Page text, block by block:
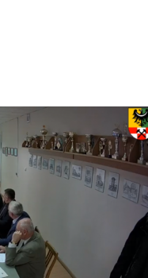
w WSA